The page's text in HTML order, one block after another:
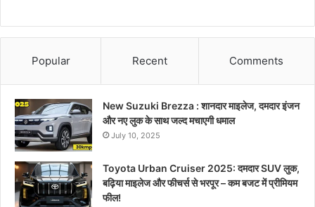
Popular Recent Comments
New Suzuki Brezza : शानदार माइलेज, दमदार इंजन
और नए लुक के साथ जल्द मचाएगी धमाल
July 10, 2025
Toyota Urban Cruiser 2025: दमदार SUV लुक,
बढ़िया माइलेज और फीचर्स से भरपूर – कम बजट में प्रीमियम
फील!